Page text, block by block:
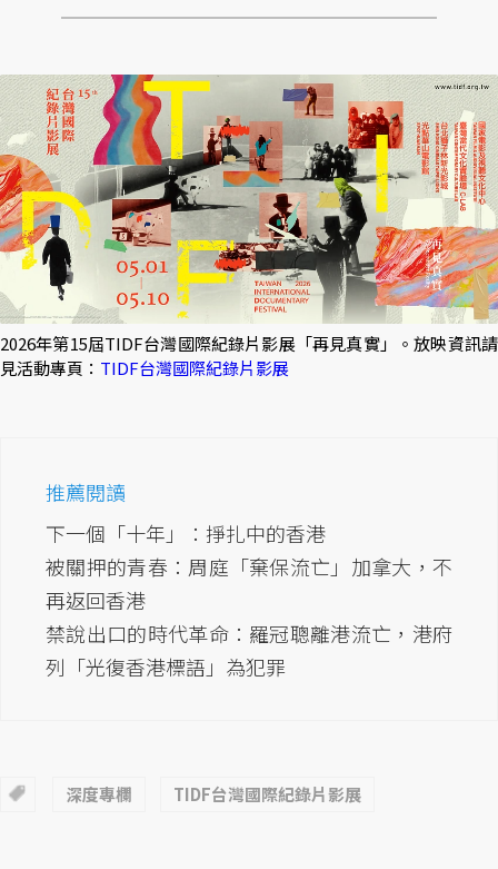
2026年第15屆TIDF台灣國際紀錄片影展「再見真實」。放映資訊請
見活動專頁： TIDF台灣國際紀錄片影展
推薦閱讀
下一個「十年」：掙扎中的香港
被關押的青春：周庭「棄保流亡」加拿大，不
再返回香港
禁說出口的時代革命：羅冠聰離港流亡，港府
列「光復香港標語」為犯罪
深度專欄 TIDF台灣國際紀錄片影展